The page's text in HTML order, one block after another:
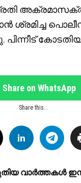
ശ്രമിച്ച
Share on WhatsApp
Share this...
വാർത്തകൾ